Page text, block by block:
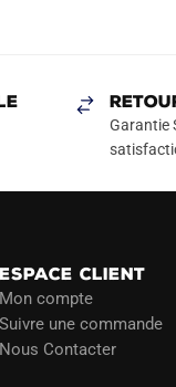
Garantie
ESPACE CLIENT
Mon compte
Suivre une commande
Nous Contacter